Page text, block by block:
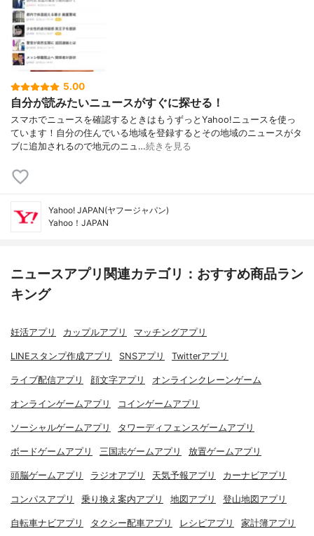
5.00
自分が読みたいニュースがすぐに探せる！
スマホでニュースを確認するときはもうずっとYahoo!ニュースを使っ
ています！自分の住んでいる地域を登録するとその地域のニュースがタ
ブに追加されるので地元のニュ…続きを見る
Yahoo! JAPAN(ヤフージャパン)
Yahoo！JAPAN
ニュースアプリ関連カテゴリ：おすすめ商品ラン
キング
妊活アプリ カップルアプリ マッチングアプリ
LINEスタンプ作成アプリ SNSアプリ Twitterアプリ
ライブ配信アプリ 顔文字アプリ オンラインクレーンゲーム
オンラインゲームアプリ コインゲームアプリ
ソーシャルゲームアプリ タワーディフェンスゲームアプリ
ボードゲームアプリ 三国志ゲームアプリ 放置ゲームアプリ
頭脳ゲームアプリ ラジオアプリ 天気予報アプリ カーナビアプリ
コンパスアプリ 乗り換え案内アプリ 地図アプリ 登山地図アプリ
自転車ナビアプリ タクシー配車アプリ レシピアプリ 家計簿アプリ